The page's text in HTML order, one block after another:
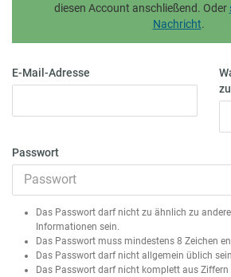
diesen Account anschließend. Oder
Nachricht.
E-Mail-Adresse
Passwort
Das Passwort darf nicht zu ähnlich zu
Informationen sein.
Das Passwort muss mindestens 8 Zeichen
Das Passwort darf nicht allgemein üblich
Das Passwort darf nicht komplett aus Ziffern